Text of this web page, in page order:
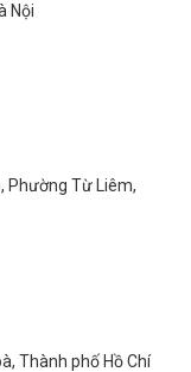
Nội
Phường Từ Liêm,
Thành phố Hồ Chí